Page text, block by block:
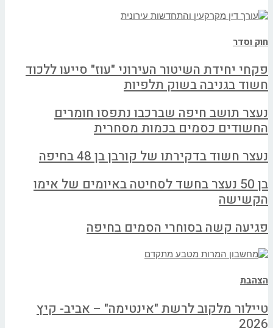
חוק וסדר
פקחי יחידת השיטור העירוני "עוז" סייעו ללכוד
חשוד בגניבה בשוק תלפיות
נעצר תושב חיפה שברכבו נתפסו חומרים
החשודים כסמים בכמות מסחרית
נעצר חשוד בדקירתו של קורבן בן 48 בחיפה
בן 50 נעצר בחשד לסחיטה באיומים של אימו
הקשישה
פגיעה קשה בסוחרי הסמים בחיפה
הצהבת
טיילור מלקוב לרשת "אינטימה" – אביב- קיץ
2026